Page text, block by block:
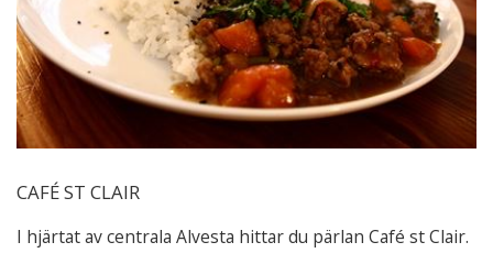
CAFÉ ST CLAIR
I hjärtat av centrala Alvesta hittar du pärlan Café st Clair.